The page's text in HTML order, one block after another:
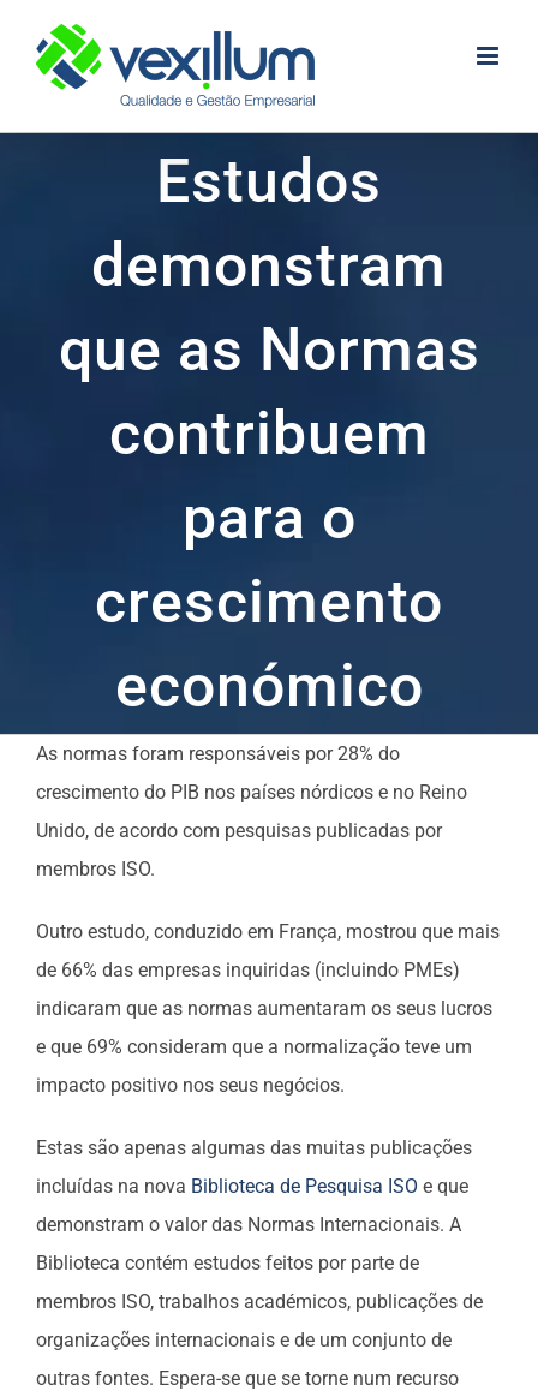
content
Estudos
demonstram
que as Normas
contribuem
para o
crescimento
económico
As normas foram responsáveis por 28% do
crescimento do PIB nos países nórdicos e no Reino
Unido, de acordo com pesquisas publicadas por
membros ISO.
Outro estudo, conduzido em França, mostrou que mais
de 66% das empresas inquiridas (incluindo PMEs)
indicaram que as normas aumentaram os seus lucros
e que 69% consideram que a normalização teve um
impacto positivo nos seus negócios.
Estas são apenas algumas das muitas publicações
incluídas na nova Biblioteca de Pesquisa ISO e que
demonstram o valor das Normas Internacionais. A
Biblioteca contém estudos feitos por parte de
membros ISO, trabalhos académicos, publicações de
organizações internacionais e de um conjunto de
outras fontes. Espera-se que se torne num recurso